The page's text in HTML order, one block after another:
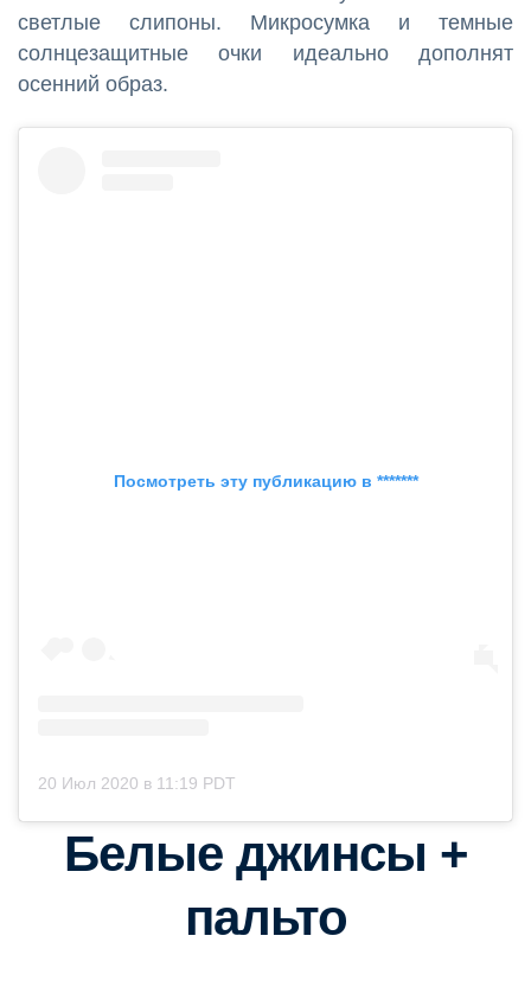
светлые слипоны. Микросумка и темные
солнцезащитные очки идеально дополнят
осенний образ.
Посмотреть эту публикацию в *******
20 Июл 2020 в 11:19 PDT
Белые джинсы +
пальто